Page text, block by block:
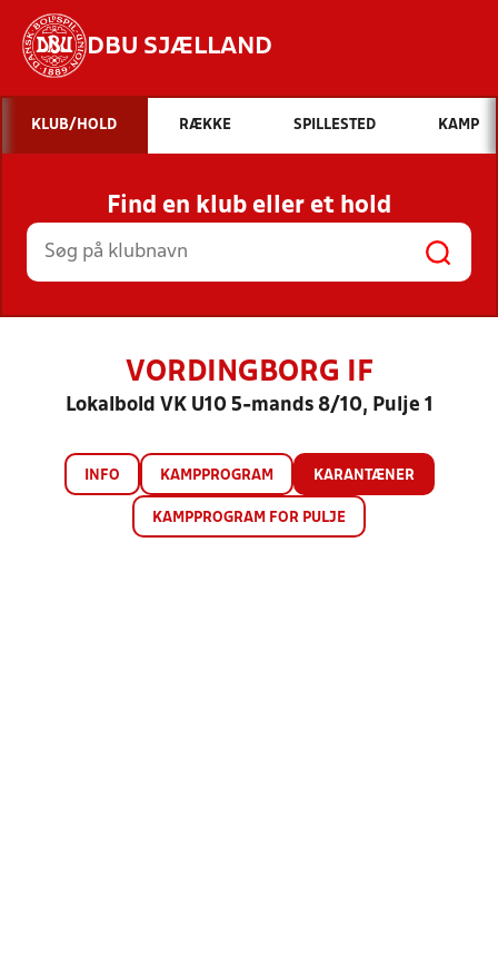
DBU SJÆLLAND
Hvad vil du søge efter?
INDHOLD OG NYHEDER
STILLINGER, RESULTATER, KLUBBER OG
HOLD
KLUB/HOLD RÆKKE SPILLESTED KAMP
Find en klub eller et hold
VORDINGBORG IF
Lokalbold VK U10 5-mands 8/10, Pulje 1
INFO KAMPPROGRAM KARANTÆNER
KAMPPROGRAM FOR PULJE